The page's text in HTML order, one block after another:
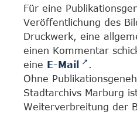
Für eine
Veröffentlichung des
Druckwerk, eine
einen Kommentar
eine E-Mail
.
Ohne
Stadtarchivs Marburg
Weiterverbreitung der